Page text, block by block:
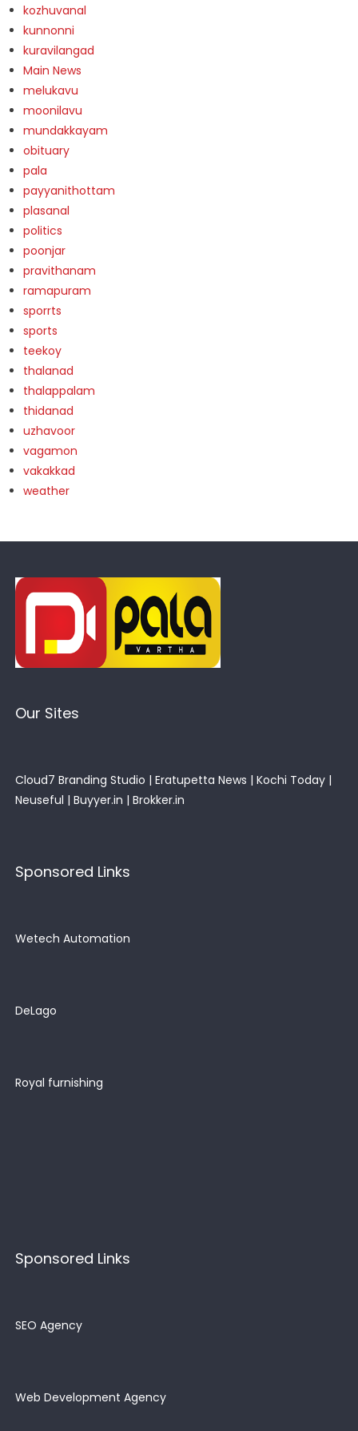
kozhuvanal
kunnonni
kuravilangad
Main News
melukavu
moonilavu
mundakkayam
obituary
pala
payyanithottam
plasanal
politics
poonjar
pravithanam
ramapuram
sporrts
sports
teekoy
thalanad
thalappalam
thidanad
uzhavoor
vagamon
vakakkad
weather
Our Sites
Cloud7 Branding Studio | Eratupetta News | Kochi Today |
Neuseful | Buyyer.in | Brokker.in
Sponsored Links
Wetech Automation
DeLago
Royal furnishing
Sponsored Links
SEO Agency
Web Development Agency